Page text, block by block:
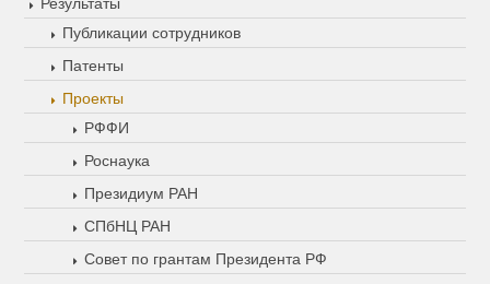
Публикации сотрудников
Патенты
Проекты
РФФИ
Роснаука
Президиум РАН
СПбНЦ РАН
Совет по грантам Президента РФ